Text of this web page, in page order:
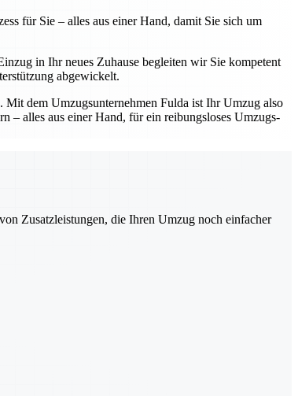
für Sie – alles aus einer Hand, damit Sie sich um
in Ihr neues Zuhause begleiten wir Sie kompetent
abgewickelt.
dem Umzugsunternehmen Fulda ist Ihr Umzug also
– alles aus einer Hand, für ein reibungsloses Umzugs-
Zusatzleistungen, die Ihren Umzug noch einfacher